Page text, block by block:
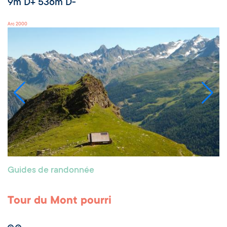
9m D+ 536m D-
Arc 2000
Guides de randonnée
Tour du Mont pourri